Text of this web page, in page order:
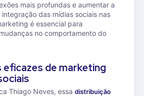
mais profundas e aumentar a
integração das mídias sociais nas
é essencial para
no comportamento do
de marketing
Thiago Neves, essa distribuição